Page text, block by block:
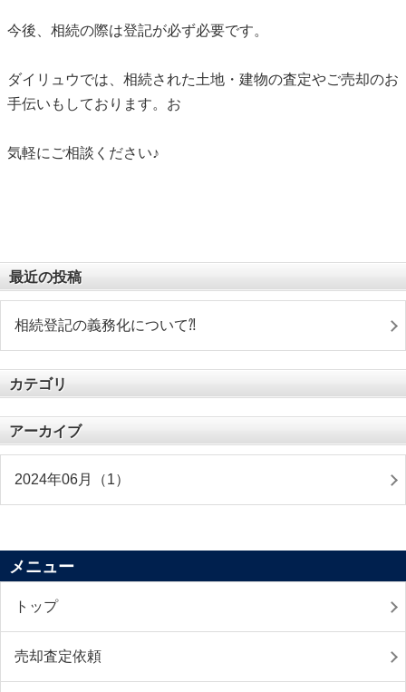
今後、相続の際は登記が必ず必要です。
ダイリュウでは、相続された土地・建物の査定やご売却のお
手伝いもしております。お
気軽にご相談ください♪
最近の投稿
相続登記の義務化について⁈
カテゴリ
アーカイブ
2024年06月（1）
メニュー
トップ
売却査定依頼